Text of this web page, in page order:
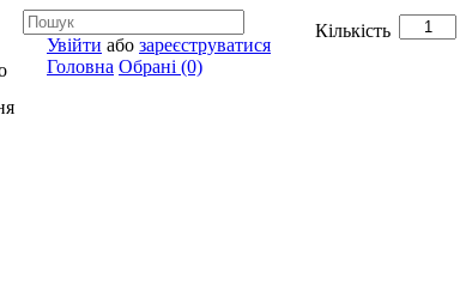
Кількість
Увійти або зареєструватися
Головна Обрані (0)